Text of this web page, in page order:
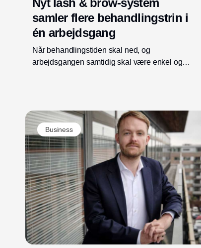
samler flere behandlingstrin i
én arbejdsgang
Når behandlingstiden skal ned, og
arbejdsgangen samtidig skal være enkel og
arbejdstrin er tænkt ind i produkterne fra
starten.
Business